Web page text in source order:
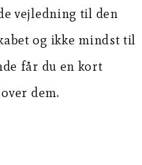
vejledning til den
og ikke mindst til
får du en kort
dem.